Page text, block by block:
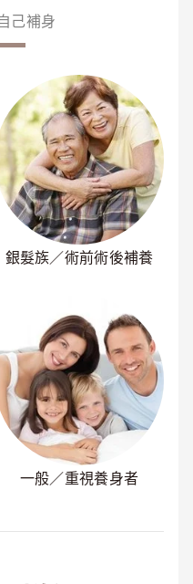
己補身
銀髮族／術前術後補養
一般／重視養身者